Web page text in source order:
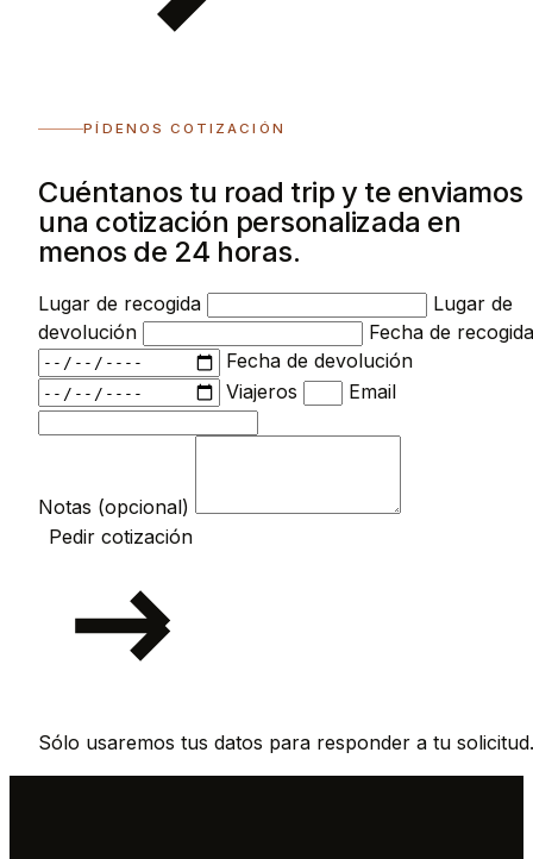
PÍDENOS COTIZACIÓN
Cuéntanos tu road trip y te enviamos
una cotización personalizada en
menos de 24 horas.
Lugar de recogida
Lugar de
devolución
Fecha de recogida
Fecha de devolución
Viajeros
Email
Notas (opcional)
Pedir cotización
Sólo usaremos tus datos para responder a tu solicitud.